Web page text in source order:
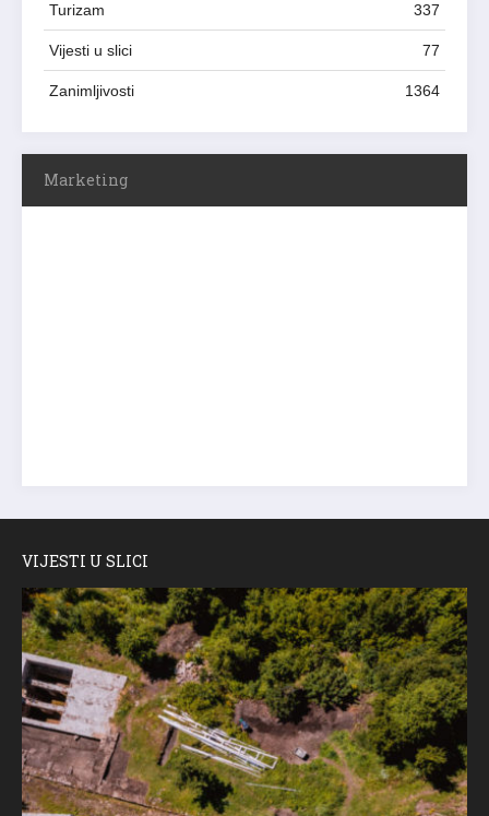
Turizam 337
Vijesti u slici 77
Zanimljivosti 1364
Marketing
VIJESTI U SLICI